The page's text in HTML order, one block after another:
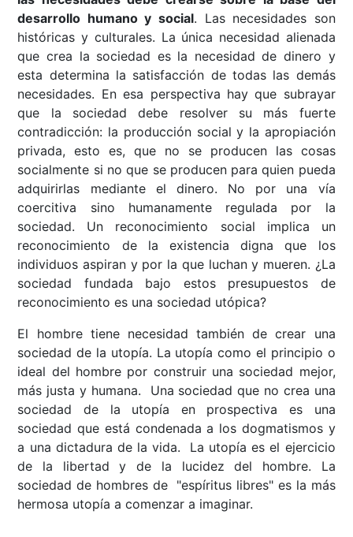
desarrollo humano y social. Las necesidades son
históricas y culturales. La única necesidad alienada
que crea la sociedad es la necesidad de dinero y
esta determina la satisfacción de todas las demás
necesidades. En esa perspectiva hay que subrayar
que la sociedad debe resolver su más fuerte
contradicción: la producción social y la apropiación
privada, esto es, que no se producen las cosas
socialmente si no que se producen para quien pueda
adquirirlas mediante el dinero. No por una vía
coercitiva sino humanamente regulada por la
sociedad. Un reconocimiento social implica un
reconocimiento de la existencia digna que los
individuos aspiran y por la que luchan y mueren. ¿La
sociedad fundada bajo estos presupuestos de
reconocimiento es una sociedad utópica?
El hombre tiene necesidad también de crear una
sociedad de la utopía. La utopía como el principio o
ideal del hombre por construir una sociedad mejor,
más justa y humana. Una sociedad que no crea una
sociedad de la utopía en prospectiva es una
sociedad que está condenada a los dogmatismos y
a una dictadura de la vida. La utopía es el ejercicio
de la libertad y de la lucidez del hombre. La
sociedad de hombres de "espíritus libres" es la más
hermosa utopía a comenzar a imaginar.